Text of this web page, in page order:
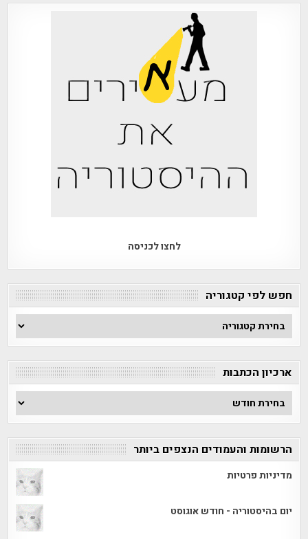
לחצו לכניסה
חפש לפי קטגוריה
חפש
לפי
ארכיון הכתבות
ארכיון
הכתבות
הרשומות והעמודים הנצפים ביותר
מדיניות פרטיות
יום בהיסטוריה - חודש אוגוסט